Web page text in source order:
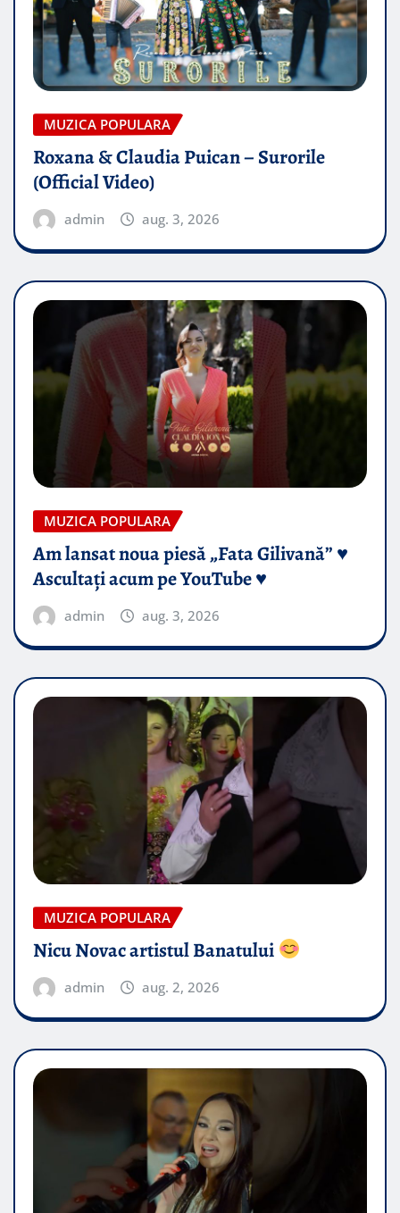
MUZICA POPULARA
Roxana & Claudia Puican – Surorile
(Official Video)
admin aug. 3, 2026
MUZICA POPULARA
Am lansat noua piesă „Fata Gilivană” ♥️
Ascultați acum pe YouTube ♥️
admin aug. 3, 2026
MUZICA POPULARA
Nicu Novac artistul Banatului
admin aug. 2, 2026